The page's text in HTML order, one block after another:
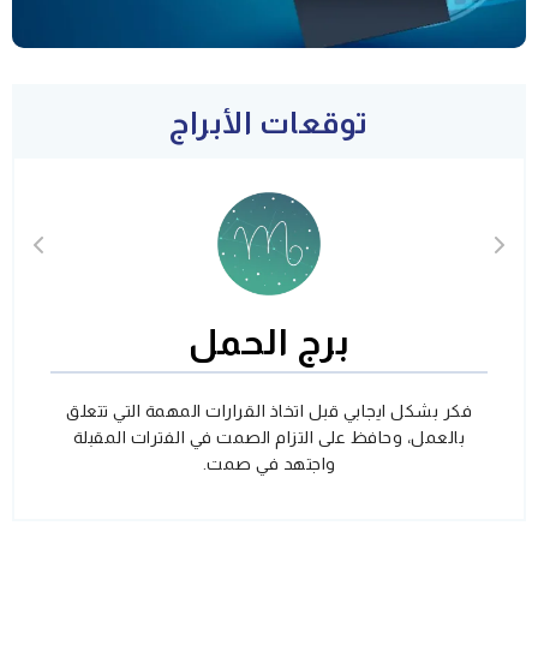
توقعات الأبراج
برج الحمل
فكر بشكل ايجابي قبل اتخاذ القرارات المهمة التي تتعلق
بالعمل، وحافظ على التزام الصمت في الفترات المقبلة
واجتهد في صمت.